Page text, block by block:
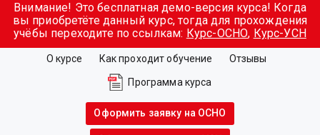
Внимание! Это бесплатная демо-версия курса! Когда
вы приобретёте данный курс, тогда для прохождения
учёбы переходите по ссылкам: Курс-ОСНО, Курс-УСН
О курсе Как проходит обучение Отзывы
Программа курса
Оформить заявку на ОСНО